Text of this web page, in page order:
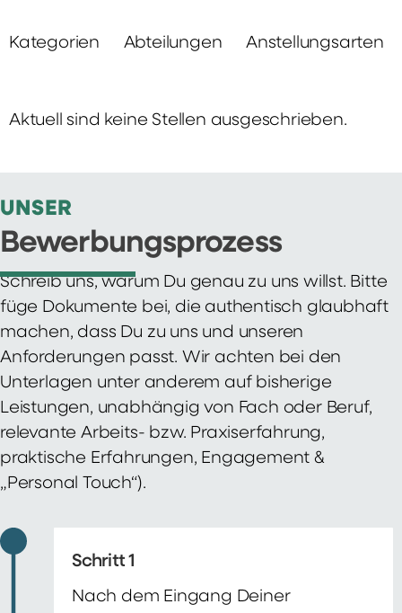
Kategorien Abteilungen Anstellungsarten
Aktuell sind keine Stellen ausgeschrieben.
UNSER
Bewerbungsprozess
Schreib uns, warum Du genau zu uns willst. Bitte
füge Dokumente bei, die authentisch glaubhaft
machen, dass Du zu uns und unseren
Anforderungen passt. Wir achten bei den
Unterlagen unter anderem auf bisherige
Leistungen, unabhängig von Fach oder Beruf,
relevante Arbeits- bzw. Praxiserfahrung,
praktische Erfahrungen, Engagement &
„Personal Touch“).
Schritt 1
Nach dem Eingang Deiner